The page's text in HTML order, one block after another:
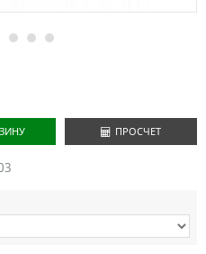
2 3 4
ПРОСЧЕТ